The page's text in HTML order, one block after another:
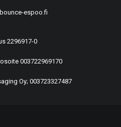
espoo.fi
2296917-0
003722969170
Oy; 003723327487